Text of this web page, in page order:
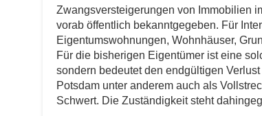
Zwangsversteigerungen von Immobilien
vorab öffentlich bekanntgegeben. Für
Eigentumswohnungen, Wohnhäuser,
Für die bisherigen Eigentümer ist eine
sondern bedeutet den endgültigen
Potsdam unter anderem auch als
Schwert. Die Zuständigkeit steht